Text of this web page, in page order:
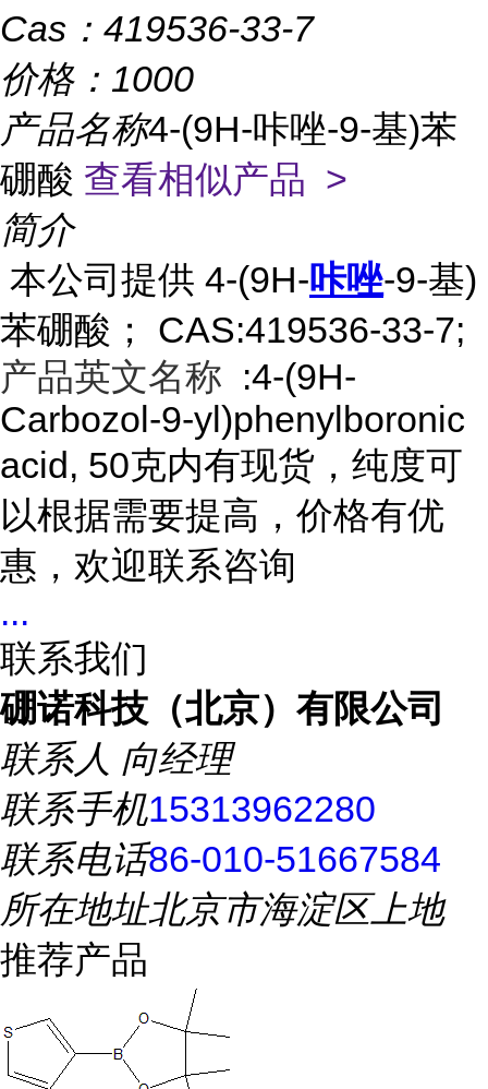
Cas： 419536-33-7
价格： 1000
产品名称4-(9H-咔唑-9-基)苯
硼酸 查看相似产品 >
简介
本公司提供 4-(9H-咔唑-9-基)
苯硼酸； CAS:419536-33-7;
产品英文名称 :4-(9H-
Carbozol-9-yl)phenylboronic
acid, 50克内有现货，纯度可
以根据需要提高，价格有优
惠，欢迎联系咨询
...
联系我们
硼诺科技（北京）有限公司
联系人 向经理
联系手机15313962280
联系电话86-010-51667584
所在地址北京市海淀区上地
推荐产品